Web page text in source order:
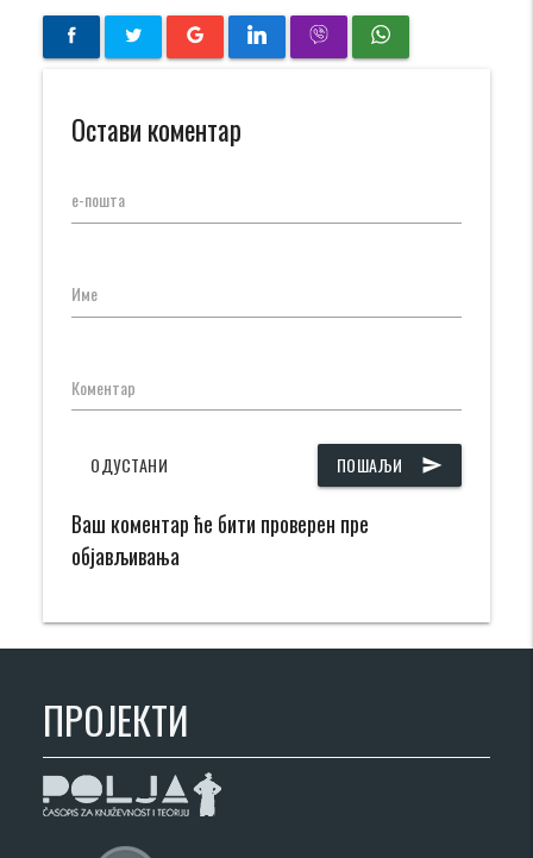
Остави коментар
е-пошта
Име
Коментар
ПОШАЉИ send
ОДУСТАНИ
Ваш коментар ће бити проверен пре
објављивања
ПРОЈЕКТИ